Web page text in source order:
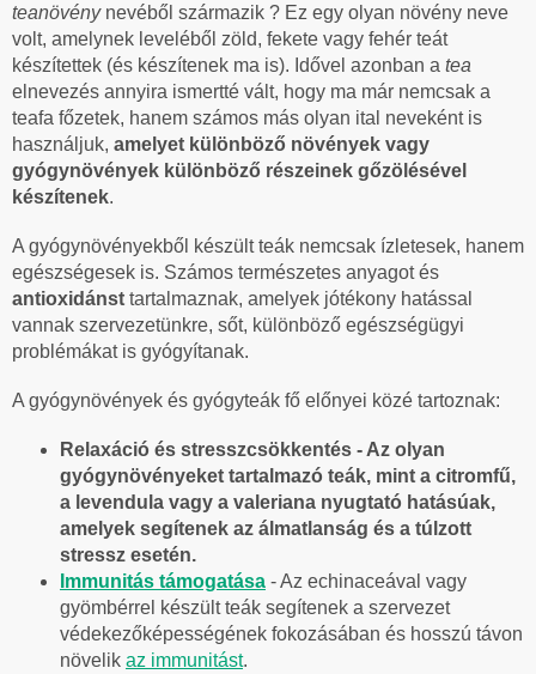
teanövénynevéből származik ? Ez egy olyan növény neve
volt, amelynek leveléből zöld, fekete vagy fehér teát
készítettek (és készítenek ma is). Idővel azonban a tea
elnevezés annyira ismertté vált, hogy ma már nemcsak a
teafa főzetek, hanem számos más olyan ital neveként is
használjuk, amelyet különböző növények vagy
gyógynövények különböző részeinek gőzölésével
készítenek.
A gyógynövényekből készült teák nemcsak ízletesek, hanem
egészségesek is. Számos természetes anyagot és
antioxidánst tartalmaznak, amelyek jótékony hatással
vannak szervezetünkre, sőt, különböző egészségügyi
problémákat is gyógyítanak.
A gyógynövények és gyógyteák fő előnyei közé tartoznak:
Relaxáció és stresszcsökkentés - Az olyan
gyógynövényeket tartalmazó teák, mint a citromfű,
a levendula vagy a valeriana nyugtató hatásúak,
amelyek segítenek az álmatlanság és a túlzott
stressz esetén.
Immunitás támogatása - Az echinaceával vagy
gyömbérrel készült teák segítenek a szervezet
védekezőképességének fokozásában és hosszú távon
növelik az immunitást.